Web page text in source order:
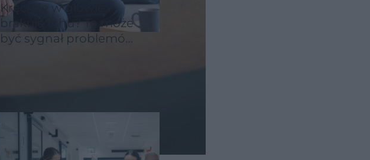
Kręci się w głowie i
brakuje tchu? To może
być sygnał problemów